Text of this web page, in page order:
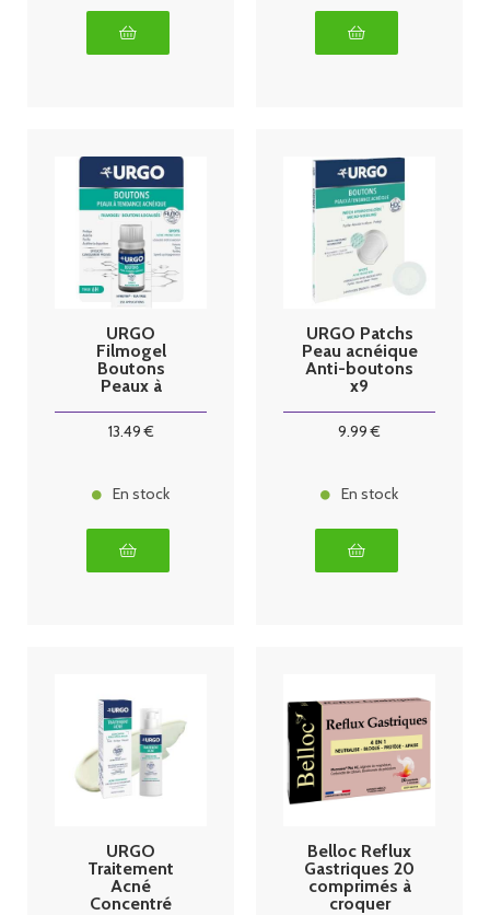
URGO
Filmogel
Boutons
Peaux à
ml
13.49€
En stock
URGO Patchs
Peau acnéique
Anti-boutons
x9
9.99 €
En stock
URGO
Traitement
Acné
Concentré
Belloc Reflux
Gastriques 20
comprimés à
croquer